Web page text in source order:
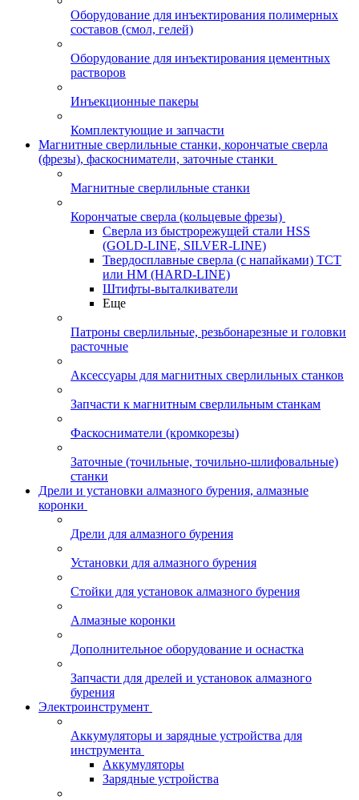
Оборудование для инъектирования полимерных
составов (смол, гелей)
Оборудование для инъектирования цементных
растворов
Инъекционные пакеры
Комплектующие и запчасти
Магнитные сверлильные станки, корончатые сверла
(фрезы), фаскосниматели, заточные станки
Магнитные сверлильные станки
Корончатые сверла (кольцевые фрезы)
Сверла из быстрорежущей стали HSS
(GOLD-LINE, SILVER-LINE)
Твердосплавные сверла (с напайками) ТСТ
или HM (HARD-LINE)
Штифты-выталкиватели
Еще
Патроны сверлильные, резьбонарезные и головки
расточные
Аксессуары для магнитных сверлильных станков
Запчасти к магнитным сверлильным станкам
Фаскосниматели (кромкорезы)
Заточные (точильные, точильно-шлифовальные)
станки
Дрели и установки алмазного бурения, алмазные
коронки
Дрели для алмазного бурения
Установки для алмазного бурения
Стойки для установок алмазного бурения
Алмазные коронки
Дополнительное оборудование и оснастка
Запчасти для дрелей и установок алмазного
бурения
Электроинструмент
Аккумуляторы и зарядные устройства для
инструмента
Аккумуляторы
Зарядные устройства